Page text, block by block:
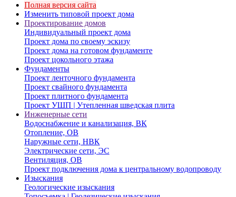
Полная версия сайта
Изменить типовой проект дома
Проектирование домов
Индивидуальный проект дома
Проект дома по своему эскизу
Проект дома на готовом фундаменте
Проект цокольного этажа
Фундаменты
Проект ленточного фундамента
Проект свайного фундамента
Проект плитного фундамента
Проект УШП | Утепленная шведская плита
Инженерные сети
Водоснабжение и канализация, ВК
Отопление, ОВ
Наружные сети, НВК
Электрические сети, ЭС
Вентиляция, ОВ
Проект подключения дома к центральному водопроводу
Изыскания
Геологические изыскания